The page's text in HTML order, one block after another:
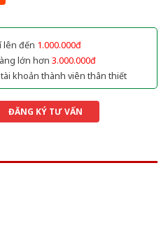
lên đến 1.000.000đ
lớn hơn 3.000.000đ
khoản thành viên thân thiết
ĐĂNG KÝ TƯ VẤN